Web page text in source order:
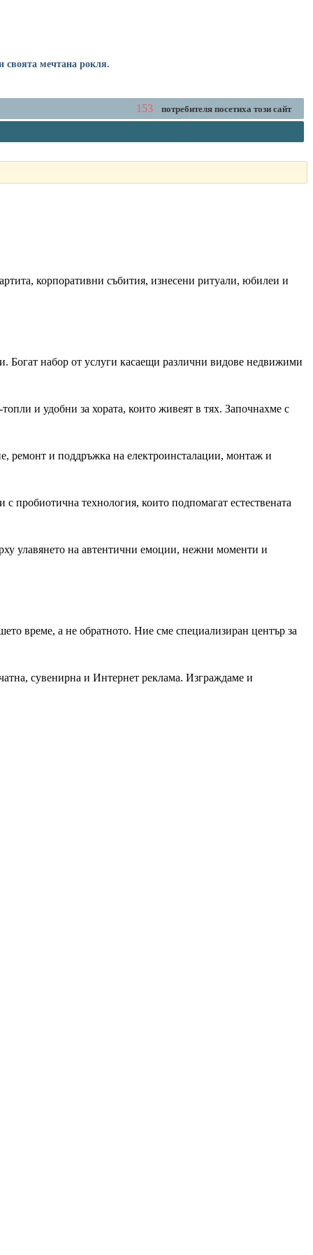
своята мечтана рокля.
153 потребителя посетиха този сайт
корпоративни събития, изнесени ритуали, юбилеи и
набор от услуги касаещи различни видове недвижими
и удобни за хората, които живеят в тях. Започнахме с
ремонт и поддръжка на електроинсталации, монтаж и
пробиотична технология, които подпомагат естествената
улавянето на автентични емоции, нежни моменти и
време, а не обратното. Ние сме специализиран център за
сувенирна и Интернет реклама. Изграждаме и